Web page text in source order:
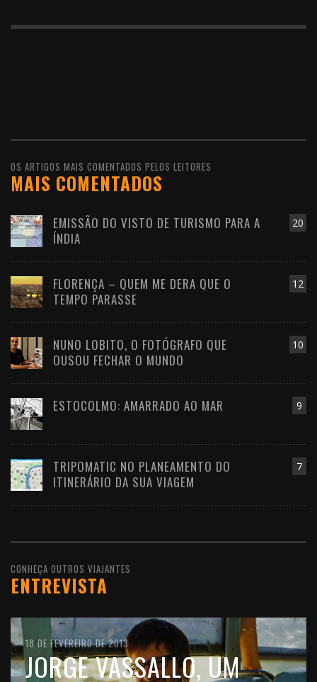
OS ARTIGOS MAIS COMENTADOS PELOS LEITORES
MAIS COMENTADOS
20
EMISSÃO DO VISTO DE TURISMO PARA A
ÍNDIA
12
FLORENÇA – QUEM ME DERA QUE O
TEMPO PARASSE
10
NUNO LOBITO, O FOTÓGRAFO QUE
OUSOU FECHAR O MUNDO
9
ESTOCOLMO: AMARRADO AO MAR
7
TRIPOMATIC NO PLANEAMENTO DO
ITINERÁRIO DA SUA VIAGEM
CONHEÇA OUTROS VIAJANTES
ENTREVISTA
10 DE FEVEREIRO DE 2016
JOÃO LEITÃO, UM
18 DE FEVEREIRO DE 2013
JORGE VASSALLO, UM
11 DE OUTUBRO DE 2012
FILIPE MORATO GOMES,